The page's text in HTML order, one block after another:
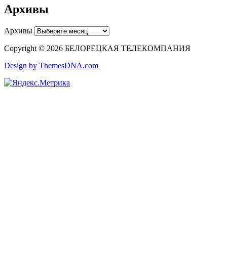
Архивы
Архивы
Copyright © 2026 БЕЛОРЕЦКАЯ ТЕЛЕКОМПАНИЯ
Design by ThemesDNA.com